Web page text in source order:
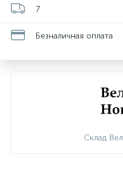
7
Безналичная оплата
Склад